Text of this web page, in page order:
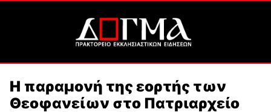
Η παραμονή της εορτής των
Θεοφανείων στο Πατριαρχείο